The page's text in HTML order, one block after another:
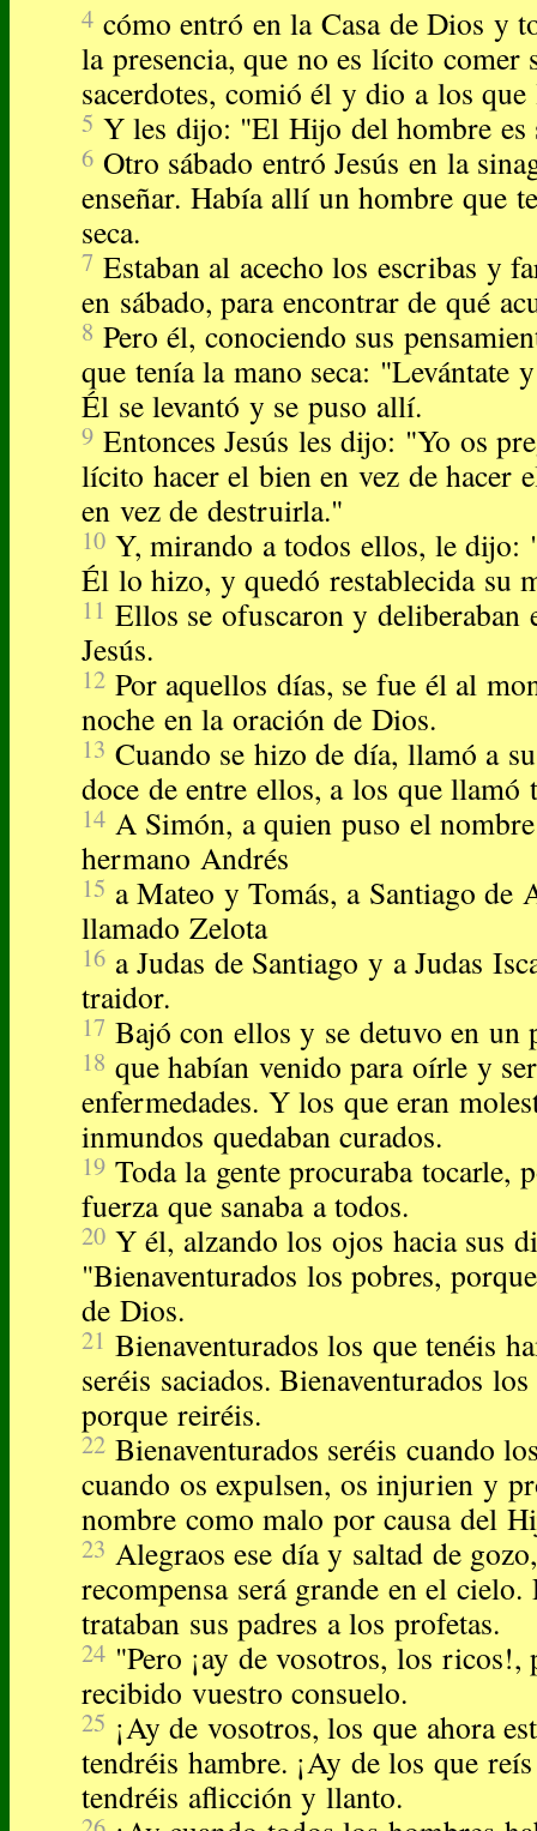
4 cómo entró en la Casa de Dios y
la presencia, que no es lícito comer
sacerdotes, comió él y dio a los que
5 Y les dijo: "El Hijo del hombre es
6 Otro sábado entró Jesús en la
enseñar. Había allí un hombre que
seca.
7 Estaban al acecho los escribas y
en sábado, para encontrar de qué
8 Pero él, conociendo sus
que tenía la mano seca: "Levántate
Él se levantó y se puso allí.
9 Entonces Jesús les dijo: "Yo os
lícito hacer el bien en vez de hacer
en vez de destruirla."
10 Y, mirando a todos ellos, le dijo:
Él lo hizo, y quedó restablecida su
11 Ellos se ofuscaron y deliberaban
Jesús.
12 Por aquellos días, se fue él al
noche en la oración de Dios.
13 Cuando se hizo de día, llamó a
doce de entre ellos, a los que llamó
14 A Simón, a quien puso el
hermano Andrés
15 a Mateo y Tomás, a Santiago de
llamado Zelota
16 a Judas de Santiago y a Judas
traidor.
17 Bajó con ellos y se detuvo en un
18 que habían venido para oírle y
enfermedades. Y los que eran
inmundos quedaban curados.
19 Toda la gente procuraba tocarle,
fuerza que sanaba a todos.
20 Y él, alzando los ojos hacia sus
"Bienaventurados los pobres,
de Dios.
21 Bienaventurados los que tenéis
seréis saciados. Bienaventurados
porque reiréis.
22 Bienaventurados seréis cuando
cuando os expulsen, os injurien y
nombre como malo por causa del
23 Alegraos ese día y saltad de
recompensa será grande en el cielo.
trataban sus padres a los profetas.
24 "Pero ¡ay de vosotros, los ricos!,
recibido vuestro consuelo.
25 ¡Ay de vosotros, los que ahora
tendréis hambre. ¡Ay de los que
tendréis aflicción y llanto.